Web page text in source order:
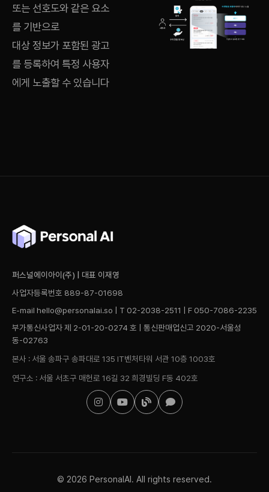
또는 선호도와 같은 요소
를 기반으로
대상 정보가 포함된 광고
를 등록하여 특정 사용자
에게 노출할 수 있습니다
퍼스널에이아이(주) | 대표 이재영
사업자등록번호 889-87-01698
E-mail hello@personalai.so | T 02-2038-2511 | F 050-7086-2235
부가통신사업자 제 2-01-20-0274 호 | 통신판매업신고 2020-서울성
동-02763
본사 : 서울 송파구 송파대로 135 IT벤처타워 서관 10층 1003호
연구소 : 서울 서초구 매헌로 16길 32 희경빌딩 F동 402호
© 2026 PersonalAI. All rights reserved.